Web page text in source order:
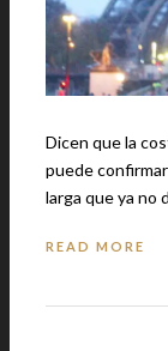
Dicen que la
puede
READ MORE